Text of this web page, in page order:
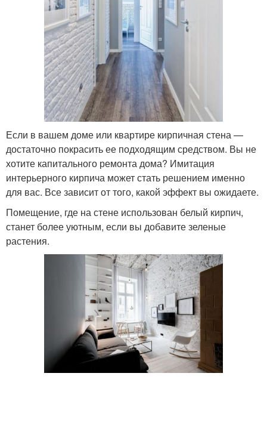
Если в вашем доме или квартире кирпичная стена —
достаточно покрасить ее подходящим средством. Вы не
хотите капитального ремонта дома? Имитация
интерьерного кирпича может стать решением именно
для вас. Все зависит от того, какой эффект вы ожидаете.
Помещение, где на стене использован белый кирпич,
станет более уютным, если вы добавите зеленые
растения.